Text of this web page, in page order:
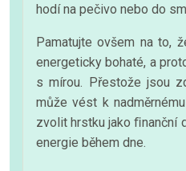
hodí na pečivo nebo do
Pamatujte ovšem na to,
energeticky bohaté, a
s mírou. Přestože jsou
může vést k
zvolit hrstku jako ﬁnanční
energie během dne.